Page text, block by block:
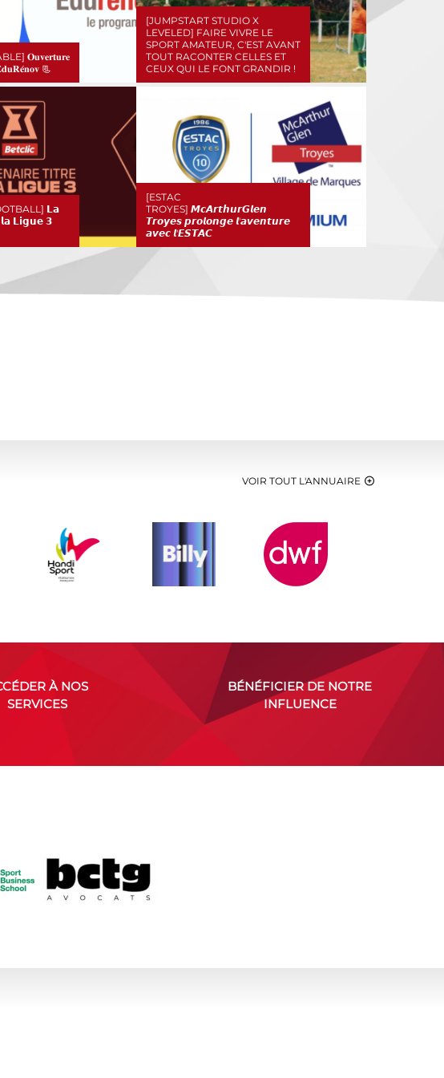
𝐎𝐮𝐯𝐞𝐫𝐭𝐮𝐫𝐞
𝐄𝐝𝐮𝐑𝐞́𝐧𝐨𝐯 📃
[JUMPSTART STUDIO X
LEVELED] FAIRE VIVRE LE
SPORT AMATEUR, C'EST AVANT
TOUT RACONTER CELLES ET
CEUX QUI LE FONT GRANDIR !
𝗟𝗮
𝗟𝗶𝗴𝘂𝗲 𝟯
[ESTAC
TROYES] 𝙈𝙘𝘼𝙧𝙩𝙝𝙪𝙧𝙂𝙡𝙚𝙣
𝙏𝙧𝙤𝙮𝙚𝙨 𝙥𝙧𝙤𝙡𝙤𝙣𝙜𝙚 𝙡'𝙖𝙫𝙚𝙣𝙩𝙪𝙧𝙚
𝙖𝙫𝙚𝙘 𝙡'𝙀𝙎𝙏𝘼𝘾
VOIR TOUT L'ANNUAIRE
À NOS
SERVICES
BÉNÉFICIER DE NOTRE
INFLUENCE